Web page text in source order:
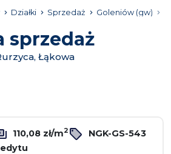
Działki Sprzedaż Goleniów (gw)
sprzedaż
Łąkowa
110,08 zł/m2
NGK-GS-543